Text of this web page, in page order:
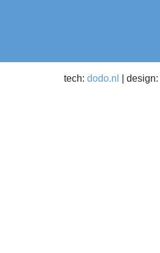
tech: dodo.nl design: